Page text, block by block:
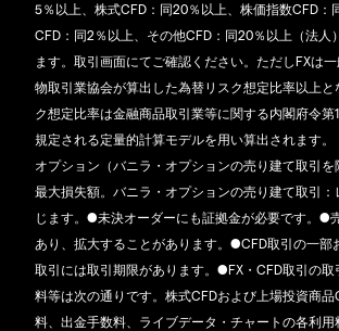
5％以上、株式CFD：同20％以上、株価指数CFD：
CFD：同2％以上、その他CFD：同20％以上（法人
ます。取引画面にてご確認ください。ただしFXは
物取引業協会が算出した為替リスク想定比率以上と
ク想定比率は金融商品取引業等に関する内閣府令第
規定される定量的計算モデルを用い算出されます
オプション（バニラ・オプションの売り建て取引
最大損失額。バニラ・オプションの売り建て取引
じます。●未決オーダーにも証拠金が必要です。●
あり、拡大することがあります。●CFD取引の一部
取引には取引期限があります。●FX・CFD取引の
料等は次の通りです。株式CFDおよび上場投資商
料、出金手数料、ライブデータ・チャートの各利用